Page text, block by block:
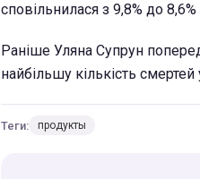
сповільнилася з 9,8% до
Раніше Уляна Супрун
найбільшу кількість смертей
Теги: продукты